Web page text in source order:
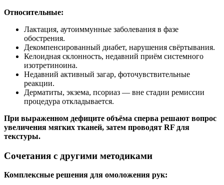
Относительные:
Лактация, аутоиммунные заболевания в фазе
обострения.
Декомпенсированный диабет, нарушения свёртывания.
Келоидная склонность, недавний приём системного
изотретиноина.
Недавний активный загар, фоточувствительные
реакции.
Дерматиты, экзема, псориаз — вне стадии ремиссии
процедура откладывается.
При выраженном дефиците объёма сперва решают вопрос
увеличения мягких тканей, затем проводят RF для
текстуры.
Сочетания с другими методиками
Комплексные решения для омоложения рук: